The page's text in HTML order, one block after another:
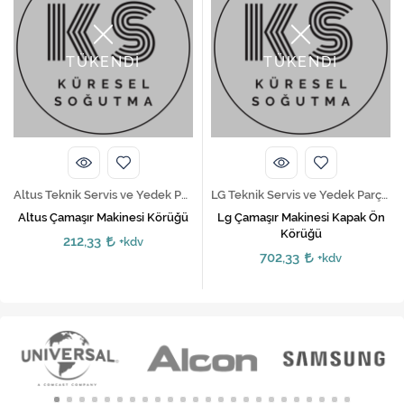
TÜKENDİ
Altus Teknik Servis ve Yedek Parça Hizmetleri
Altus Çamaşır Makinesi Körüğü
212,33 +kdv
TÜKENDİ
LG Teknik Servis ve Yedek Parça Hizmetleri
Lg Çamaşır Makinesi Kapak Ön
Körüğü
702,33 +kdv